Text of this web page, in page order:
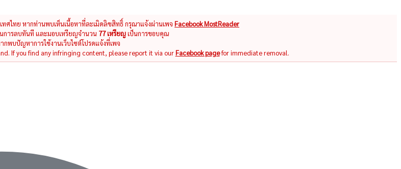
ทศไทย หากท่านพบเห็นเนื้อหาที่ละเมิดลิขสิทธิ์ กรุณาแจ้งผ่านเพจ Facebook MostReader
การลบทันที และมอบเหรียญจำนวน 77 เหรียญเป็นการขอบคุณ
กพบปัญหาการใช้งานเว็บไซต์โปรดแจ้งที่เพจ
If you find any infringing content, please report it via ourFacebook pagefor immediate removal.